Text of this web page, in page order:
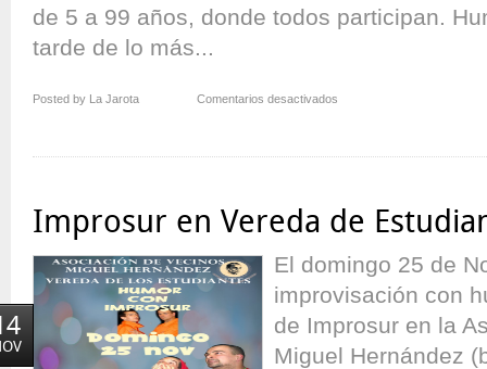
de 5 a 99 años, donde todos participan.
tarde de lo más...
Posted by La Jarota Comentarios desactivados
Familia
de
Improsur en Vereda de
El domingo 25 de
improvisación con
de Improsur en la
Miguel Hernández